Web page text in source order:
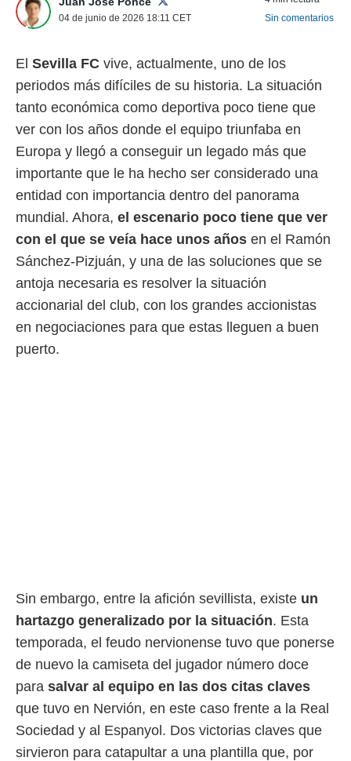
más
y
de
cookies
aceptar
sitio
no
acceder a
abono
04 de junio de 2026 18:11 CET
Sin comentarios
El Sevilla FC vive, actualmente, uno de los
periodos más difíciles de su historia. La situación
tanto económica como deportiva poco tiene que
ver con los años donde el equipo triunfaba en
Europa y llegó a conseguir un legado más que
importante que le ha hecho ser considerado una
entidad con importancia dentro del panorama
mundial. Ahora, el escenario poco tiene que ver
con el que se veía hace unos años en el Ramón
Sánchez-Pizjuán, y una de las soluciones que se
antoja necesaria es resolver la situación
accionarial del club, con los grandes accionistas
en negociaciones para que estas lleguen a buen
puerto.
Sin embargo, entre la afición sevillista, existe un
hartazgo generalizado por la situación. Esta
temporada, el feudo nervionense tuvo que ponerse
de nuevo la camiseta del jugador número doce
para salvar al equipo en las dos citas claves
que tuvo en Nervión, en este caso frente a la Real
Sociedad y al Espanyol. Dos victorias claves que
sirvieron para catapultar a una plantilla que, por